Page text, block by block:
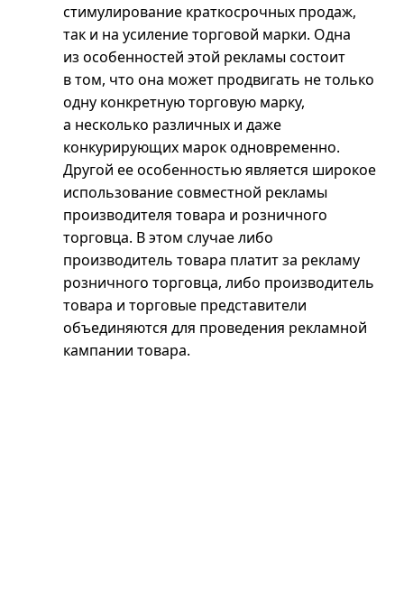
стимулирование краткосрочных продаж,
так и на усиление торговой марки. Одна
из особенностей этой рекламы состоит
в том, что она может продвигать не только
одну конкретную торговую марку,
а несколько различных и даже
конкурирующих марок одновременно.
Другой ее особенностью является широкое
использование совместной рекламы
производителя товара и розничного
торговца. В этом случае либо
производитель товара платит за рекламу
розничного торговца, либо производитель
товара и торговые представители
объединяются для проведения рекламной
кампании товара.